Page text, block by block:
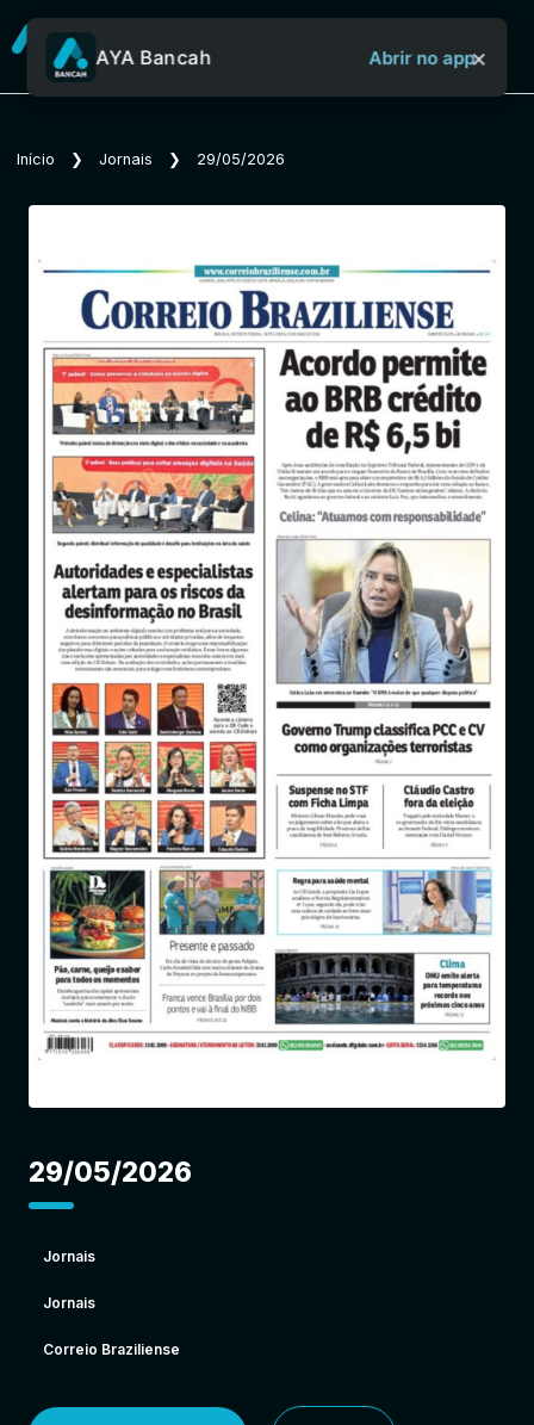
Sobre o Aya Bancah
Revistas
Jornais
Notícias
Entrar
AYA Bancah Abrir no app×
Início ❯ Jornais ❯ 29/05/2026
29/05/2026
Jornais
Jornais
Correio Braziliense